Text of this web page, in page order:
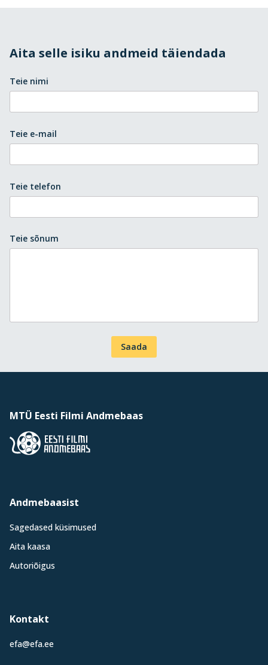
Aita selle isiku andmeid täiendada
Teie nimi
Teie e-mail
Teie telefon
Teie sõnum
Saada
MTÜ Eesti Filmi Andmebaas
Andmebaasist
Sagedased küsimused
Aita kaasa
Autoriõigus
Kontakt
efa@efa.ee